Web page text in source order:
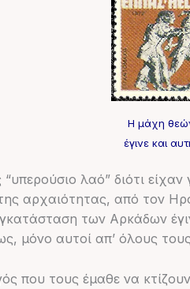
Η μάχη
έγινε και
λαό” διότι
της αρχαιότητας, από
των Αρκάδων
μόνο αυτοί απ’ όλους
που τους έμαθε να